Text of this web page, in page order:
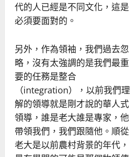
代的人已經是不同文化，這是
必須要面對的。
另外，作為領袖，我們過去忽
略，沒有太強調的是我們最重
要的任務是整合
（integration），以前我們理
解的領導就是剛才說的華人式
領導，誰是老大誰是專家，他
帶領我們，我們跟隨他。順從
老大是以前農村背景的年代，